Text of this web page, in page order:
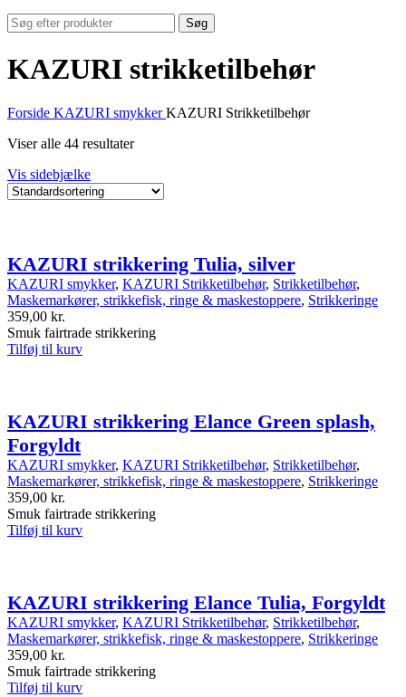
Søg
KAZURI strikketilbehør
Forside KAZURI smykkerKAZURI Strikketilbehør
Viser alle 44 resultater
Vis sidebjælke
KAZURI strikkering Tulia, silver
KAZURI smykker, KAZURI Strikketilbehør, Strikketilbehør,
Maskemarkører, strikkefisk, ringe & maskestoppere, Strikkeringe
359,00 kr.
Smuk fairtrade strikkering
Tilføj til kurv
KAZURI strikkering Elance Green splash,
Forgyldt
KAZURI smykker, KAZURI Strikketilbehør, Strikketilbehør,
Maskemarkører, strikkefisk, ringe & maskestoppere, Strikkeringe
359,00 kr.
Smuk fairtrade strikkering
Tilføj til kurv
KAZURI strikkering Elance Tulia, Forgyldt
KAZURI smykker, KAZURI Strikketilbehør, Strikketilbehør,
Maskemarkører, strikkefisk, ringe & maskestoppere, Strikkeringe
359,00 kr.
Smuk fairtrade strikkering
Tilføj til kurv